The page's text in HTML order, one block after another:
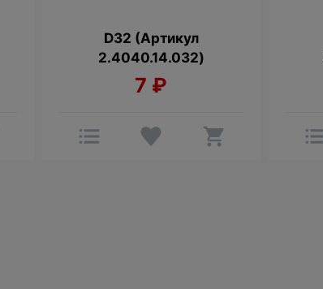
D32 (Артикул
2.4040.14.032)
7 ₽